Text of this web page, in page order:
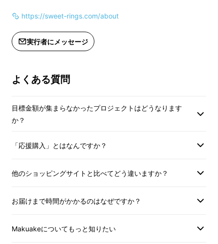
結婚して1年、3年、5年、10年、20年、、、経
つご夫婦が お互いの成長や変化について、対
良いご夫婦でも、出産や転職、ご両親との同居
いつの間にか2人の成長は、価値観にも変化を
でいると ミスコミュニケーション(誤解)
https://sweet-rings.com/about
実行者にメッセージ
よくある質問
目標金額が集まらなかったプロジェクトはどうなります
か？
「応援購入」とはなんですか？
他のショッピングサイトと比べてどう違いますか？
お届けまで時間がかかるのはなぜですか？
Makuakeについてもっと知りたい